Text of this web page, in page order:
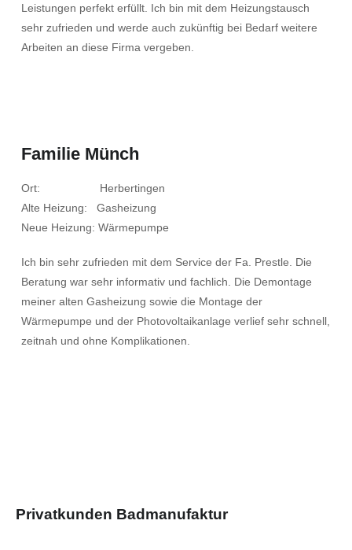
Leistungen perfekt erfüllt. Ich bin mit dem Heizungstausch
sehr zufrieden und werde auch zukünftig bei Bedarf weitere
Arbeiten an diese Firma vergeben.
Familie Münch
Ort: Herbertingen
Alte Heizung: Gasheizung
Neue Heizung: Wärmepumpe
Ich bin sehr zufrieden mit dem Service der Fa. Prestle. Die
Beratung war sehr informativ und fachlich. Die Demontage
meiner alten Gasheizung sowie die Montage der
Wärmepumpe und der Photovoltaikanlage verlief sehr schnell,
zeitnah und ohne Komplikationen.
Privatkunden Badmanufaktur